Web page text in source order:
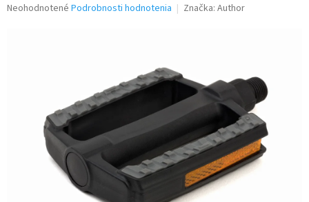
Priemerné
Neohodnotené Podrobnosti hodnotenia Značka: Author